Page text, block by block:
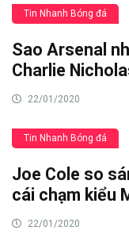
Tin Nhanh Bóng đá
Sao Arsenal
Charlie
22/01/2020
Tin Nhanh Bóng đá
Joe Cole so
cái chạm kiểu
22/01/2020